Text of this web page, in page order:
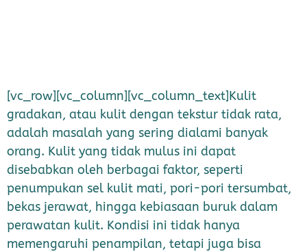
[vc_row][vc_column][vc_column_text]Kulit
gradakan, atau kulit dengan tekstur tidak rata,
adalah masalah yang sering dialami banyak
orang. Kulit yang tidak mulus ini dapat
disebabkan oleh berbagai faktor, seperti
penumpukan sel kulit mati, pori-pori tersumbat,
bekas jerawat, hingga kebiasaan buruk dalam
perawatan kulit. Kondisi ini tidak hanya
memengaruhi penampilan, tetapi juga bisa